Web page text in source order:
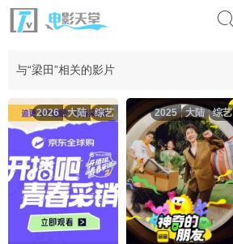
与“梁田”相关的影片
综艺
大陆
2026 综艺
大陆
2025